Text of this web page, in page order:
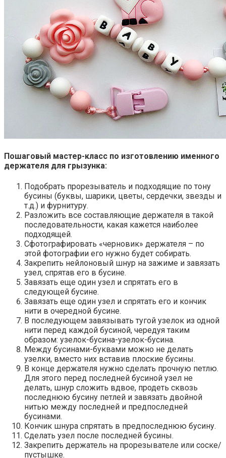
Пошаговый мастер-класс по изготовлению именного
держателя для грызунка:
Подобрать прорезыватель и подходящие по тону
бусины (буквы, шарики, цветы, сердечки, звезды и
т.д.) и фурнитуру.
Разложить все составляющие держателя в такой
последовательности, какая кажется наиболее
подходящей.
Сфотографировать «черновик» держателя – по
этой фотографии его нужно будет собирать.
Закрепить нейлоновый шнур на зажиме и завязать
узел, спрятав его в бусине.
Завязать еще один узел и спрятать его в
следующей бусине.
Завязать еще один узел и спрятать его и кончик
нити в очередной бусине.
В последующем завязывать тугой узелок из одной
нити перед каждой бусиной, чередуя таким
образом: узелок-бусина-узелок-бусина.
Между бусинами-буквами можно не делать
узелки, вместо них вставив плоские бусины.
В конце держателя нужно сделать прочную петлю.
Для этого перед последней бусиной узел не
делать, шнур сложить вдвое, продеть сквозь
последнюю бусину петлей и завязать двойной
нитью между последней и предпоследней
бусинами.
Кончик шнура спрятать в предпоследнюю бусину.
Сделать узел после последней бусины.
Закрепить держатель на прорезывателе или соске/
пустышке.